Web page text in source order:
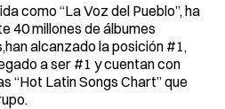
como “La Voz del Pueblo”, ha
40 millones de álbumes
alcanzado la posición #1,
a ser #1 y cuentan con
“Hot Latin Songs Chart” que